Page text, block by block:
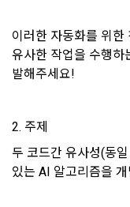
차를 완료하여 주
9. "아이디"라 함은
"회원"이 가입 시 사
10. "비밀번호"라 함
동일한 용도로 쓰이
회원제 서비스 이용
의에 대한 응답, 새로
산
본인인증, 채용정보
간의 상호 연락, 구매
이러한 자동화를 위한
유사한 작업을 수행하
발해주세요!
2. 주제
두 코드간 유사성(동
있는 AI 알고리즘을